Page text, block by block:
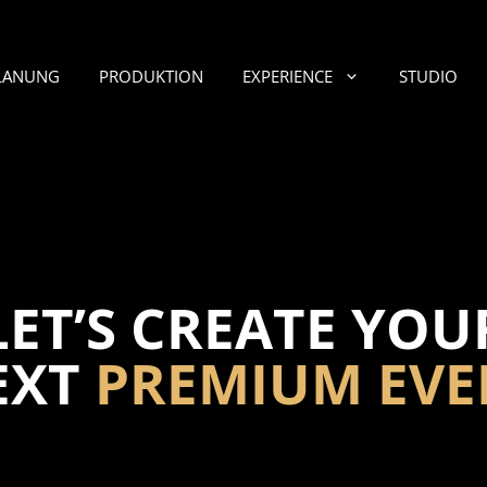
PRODUKTION EXPERIENCE STUDIO
CREATE
PREMIUM